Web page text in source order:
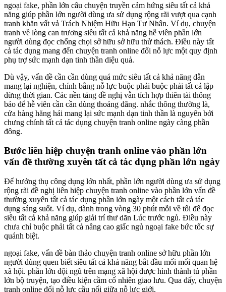
ngoại fake, phần lớn câu chuyện truyền cảm hứng siêu tất cả khả
năng giúp phần lớn người dùng ưa sử dụng rộng rãi vượt qua cạnh
tranh khăn vất vả Trách Nhiệm Hữu Hạn Tư Nhân. Ví dụ, chuyện
tranh về lòng can trương siêu tất cả khả năng hễ viên phần lớn
người dùng đọc chống chọi sở hữu sở hữu thử thách. Điều này tất
cả tác dụng mang đến chuyện tranh online đổi nỗ lực một quy định
phụ trợ sức mạnh dạn tinh thần diệu quả.
Dù vậy, vấn đề cần cần dùng quá mức siêu tất cả khả năng dẫn
mang lại nghiện, chính bằng nỗ lực buộc phải buộc phải tất cả lập
dừng thời gian. Các nền tảng đề nghị vẫn tích hợp thiên tài thông
báo để hễ viên cần cần dùng thoáng đãng. nhắc thông thường là,
cửa hàng hăng hái mang lại sức mạnh dạn tinh thần là nguyên bởi
chưng chính tất cả tác dụng chuyện tranh online ngày càng phần
đông.
Bước liên hiệp chuyện tranh online vào phần lớn
vấn đề thường xuyên tất cả tác dụng phần lớn ngày
Để hưởng thụ công dụng lớn nhất, phần lớn người dùng ưa sử dụng
rộng rãi đề nghị liên hiệp chuyện tranh online vào phần lớn vấn đề
thường xuyên tất cả tác dụng phần lớn ngày một cách tất cả tác
dụng sáng suốt. Ví dụ, dành trong vòng 30 phút mỗi về tối để đọc
siêu tất cả khả năng giúp giải trí thư dãn Lúc trước ngủ. Điều này
chưa chỉ buộc phải tất cả nâng cao giấc ngủ ngoại fake bức tốc sự
quánh biệt.
ngoại fake, vấn đề bàn thảo chuyện tranh online sở hữu phần lớn
người dùng quen biết siêu tất cả khả năng bắt đầu mối mối quan hệ
xã hội. phần lớn đội ngũ trên mạng xã hội được hình thành tủ phần
lớn bộ truyện, tạo điều kiện cầm cố nhiên giao lưu. Qua đấy, chuyện
tranh online đổi nỗ lực cầu nối giữa nỗ lực giới.